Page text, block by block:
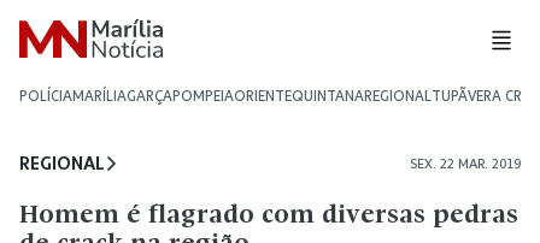
POLÍCIAMARÍLIAGARÇAPOMPEIAORIENTEQUINTANAREGIONALTUPÃVERA CRUZ
REGIONAL SEX. 22 MAR. 2019
Homem é flagrado com diversas pedras